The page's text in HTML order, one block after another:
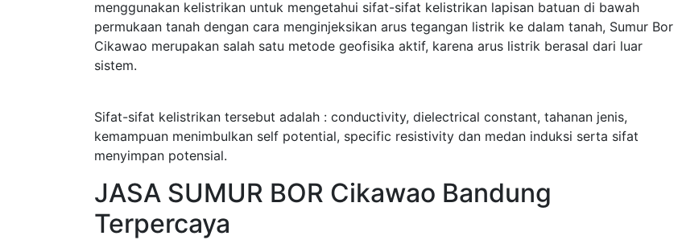
menggunakan kelistrikan untuk mengetahui sifat-sifat kelistrikan lapisan batuan di bawah
permukaan tanah dengan cara menginjeksikan arus tegangan listrik ke dalam tanah, Sumur Bor
Cikawao merupakan salah satu metode geofisika aktif, karena arus listrik berasal dari luar
sistem.
Sifat-sifat kelistrikan tersebut adalah : conductivity, dielectrical constant, tahanan jenis,
kemampuan menimbulkan self potential, specific resistivity dan medan induksi serta sifat
menyimpan potensial.
JASA SUMUR BOR Cikawao Bandung
Terpercaya